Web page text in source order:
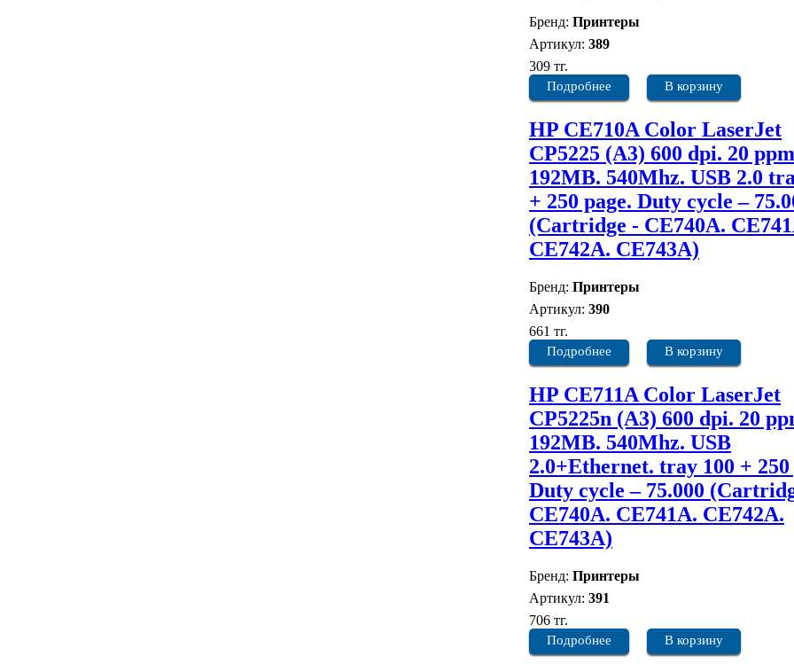
Бренд: Принтеры
Артикул: 389
309 тг.
Подробнее В корзину
HP CE710A Color LaserJet
CP5225 (А3) 600 dpi. 20
192MB. 540Mhz. USB 2.0
+ 250 page. Duty cycle –
(Cartridge - CE740A.
CE742A. CE743A)
Бренд: Принтеры
Артикул: 390
661 тг.
Подробнее В корзину
HP CE711A Color LaserJet
CP5225n (A3) 600 dpi. 20
192MB. 540Mhz. USB
2.0+Ethernet. tray 100 + 250
Duty cycle – 75.000
CE740A. CE741A. CE742A.
CE743A)
Бренд: Принтеры
Артикул: 391
706 тг.
Подробнее В корзину